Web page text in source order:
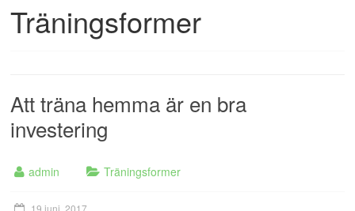
Träningsformer
Att träna hemma är en bra
investering
admin Träningsformer
19 juni, 2017